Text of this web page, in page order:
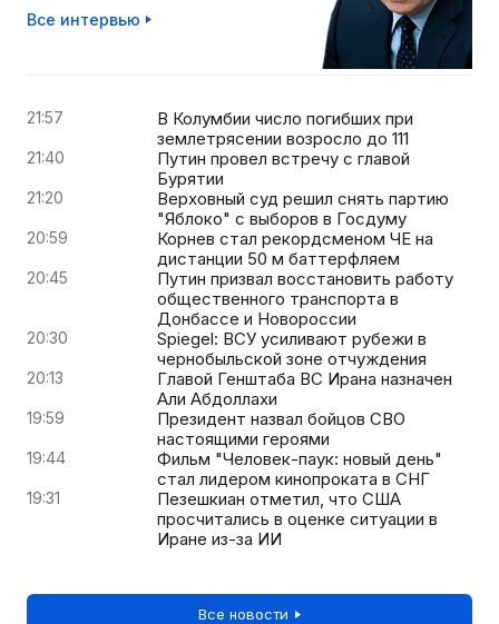
Все интервью
21:57
В Колумбии число погибших при
землетрясении возросло до 111
21:40
Путин провел встречу с главой
Бурятии
21:20
Верховный суд решил снять партию
"Яблоко" с выборов в Госдуму
20:59
Корнев стал рекордсменом ЧЕ на
дистанции 50 м баттерфляем
20:45
Путин призвал восстановить работу
общественного транспорта в
Донбассе и Новороссии
20:30
Spiegel: ВСУ усиливают рубежи в
чернобыльской зоне отчуждения
20:13
Главой Генштаба ВС Ирана назначен
Али Абдоллахи
19:59
Президент назвал бойцов СВО
настоящими героями
19:44
Фильм "Человек-паук: новый день"
стал лидером кинопроката в СНГ
19:31
Пезешкиан отметил, что США
просчитались в оценке ситуации в
Иране из-за ИИ
Все новости